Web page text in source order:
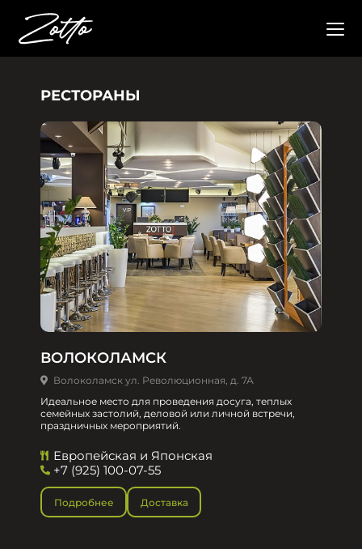
РЕСТОРАНЫ
ВОЛОКОЛАМСК
Волоколамск ул. Революционная, д. 7А
Идеальное место для проведения досуга, теплых
семейных застолий, деловой или личной встречи,
праздничных мероприятий.
Европейская и Японская
+7 (925) 100-07-55
Подробнее Доставка